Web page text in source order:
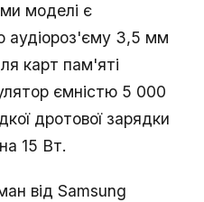
моделі є
аудіороз'єму 3,5 мм
карт пам'яті
ємністю 5 000
дротової зарядки
15 Вт.
від Samsung